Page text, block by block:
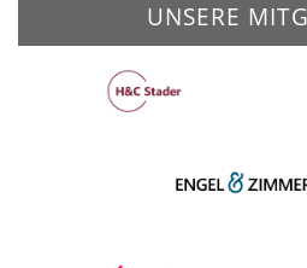
UNSERE